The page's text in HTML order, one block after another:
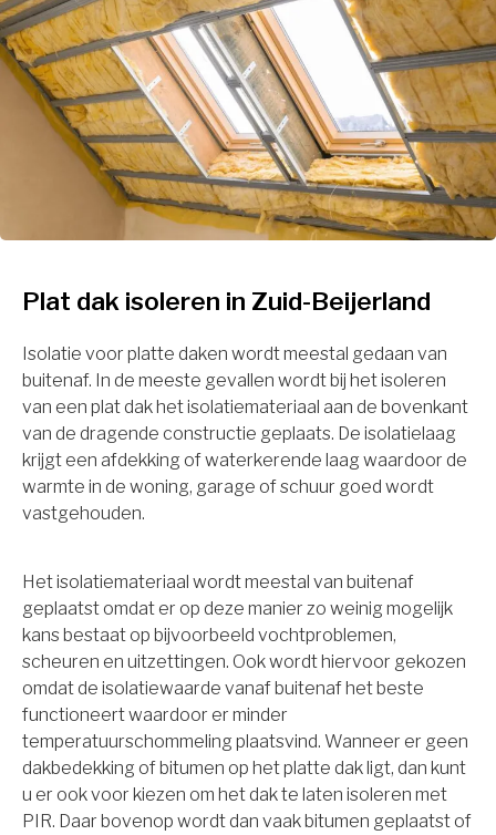
Plat dak isoleren in Zuid-Beijerland
Isolatie voor platte daken wordt meestal gedaan van
buitenaf. In de meeste gevallen wordt bij het isoleren
van een plat dak het isolatiemateriaal aan de bovenkant
van de dragende constructie geplaats. De isolatielaag
krijgt een afdekking of waterkerende laag waardoor de
warmte in de woning, garage of schuur goed wordt
vastgehouden.
Het isolatiemateriaal wordt meestal van buitenaf
geplaatst omdat er op deze manier zo weinig mogelijk
kans bestaat op bijvoorbeeld vochtproblemen,
scheuren en uitzettingen. Ook wordt hiervoor gekozen
omdat de isolatiewaarde vanaf buitenaf het beste
functioneert waardoor er minder
temperatuurschommeling plaatsvind. Wanneer er geen
dakbedekking of bitumen op het platte dak ligt, dan kunt
u er ook voor kiezen om het dak te laten isoleren met
PIR. Daar bovenop wordt dan vaak bitumen geplaatst of